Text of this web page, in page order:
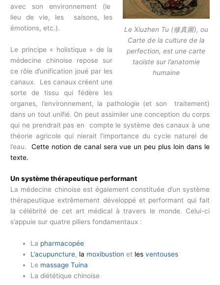
Le Xiuzhen Tu (修真圖), ou
Carte de la culture de la
perfection, est une carte
taoïste sur l’anatomie
humaine
avec son environnement (le
lieu de vie, les saisons, les
émotions, etc.).
Le principe « holistique » de la
médecine chinoise repose sur
ce rôle d’unification joué par les
canaux. Les canaux créent une
sorte de tissu qui fédère les
organes, l’environnement, la pathologie (et son traitement)
dans un tout unifié. On peut assimiler une conception du corps
qui ne prendrait pas en compte le système des canaux à une
théorie agricole qui nierait l’importance du cycle naturel de
l’eau. Cette notion de canal sera vue un peu plus loin dans le
texte.
Un système thérapeutique performant
La médecine chinoise est également constituée d’un système
thérapeutique extrêmement développé et performant qui fait
la célébrité de cet art médical à travers le monde. Celui-ci
s’appuie sur quatre piliers fondamentaux :
La pharmacopée
L’acupuncture, la moxibustion et les ventouses
Le massage Tuina
La diététique chinoise